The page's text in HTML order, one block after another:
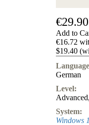
€29.90
Add to
€16.72
$19.40
German
Level:
Advanced,
System:
Windows